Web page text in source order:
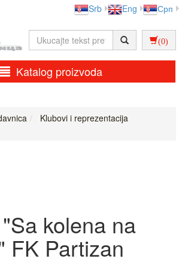
Srb Eng Срп
(0)
Katalog proizvoda
Klubovi i reprezentacija
kolena na
FK Partizan